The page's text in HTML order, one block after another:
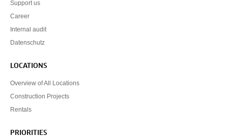
Support us
Career
Internal audit
Datenschutz
LOCATIONS
Overview of All Locations
Construction Projects
Rentals
PRIORITIES